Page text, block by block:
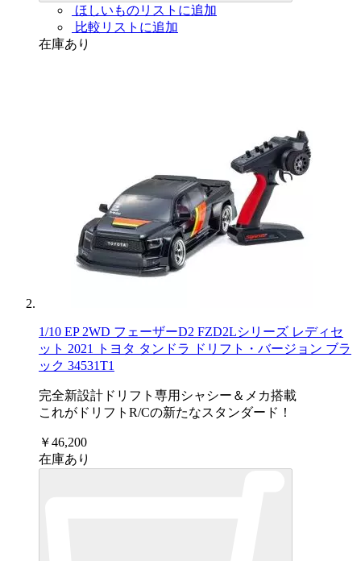
ほしいものリストに追加
比較リストに追加
在庫あり
1/10 EP 2WD フェーザーD2 FZD2Lシリーズ レディセ
ット 2021 トヨタ タンドラ ドリフト・バージョン ブラ
ック 34531T1
完全新設計ドリフト専用シャシー＆メカ搭載
これがドリフトR/Cの新たなスタンダード！
￥46,200
在庫あり